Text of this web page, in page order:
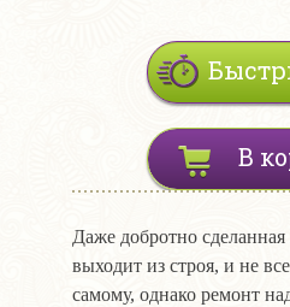
В
Даже добротно
выходит из строя, и не
самому, однако ремонт